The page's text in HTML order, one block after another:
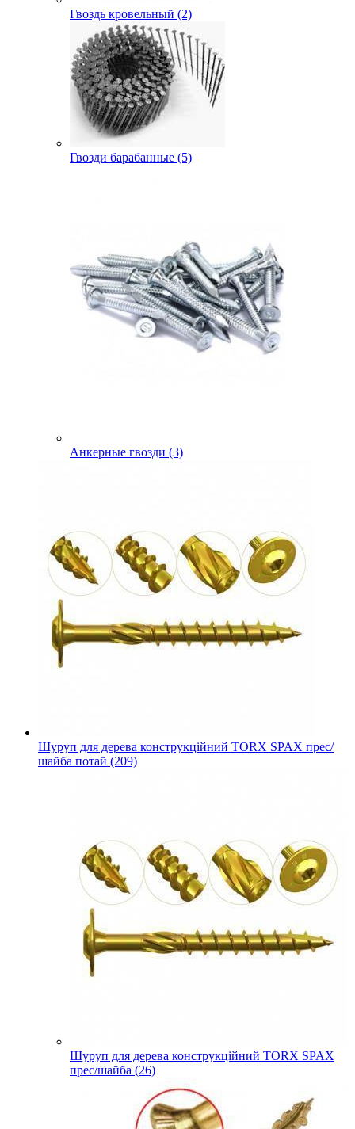
Гвоздь кровельный (2)
Гвозди барабанные (5)
Анкерные гвозди (3)
Шуруп для дерева конструкційний TORX SPAX прес/
шайба потай (209)
Шуруп для дерева конструкційний TORX SPAX
прес/шайба (26)